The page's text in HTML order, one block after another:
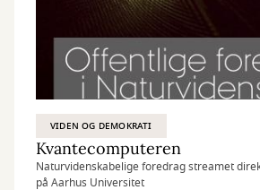
VIDEN OG DEMOKRATI
Kvantecomputeren
Naturvidenskabelige foredrag streamet
på Aarhus Universitet